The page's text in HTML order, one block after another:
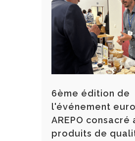
6ème édition de
l'événement
AREPO consacré
produits de